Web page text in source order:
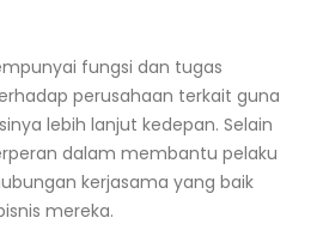
fungsi dan tugas
perusahaan terkait guna
lebih lanjut kedepan. Selain
dalam membantu pelaku
kerjasama yang baik
mereka.